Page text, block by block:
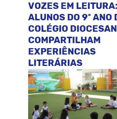
VOZES EM LEITURA:
ALUNOS DO 9º ANO
COLÉGIO
COMPARTILHAM
EXPERIÊNCIAS
LITERÁRIAS